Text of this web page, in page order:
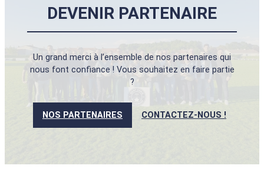
DEVENIR PARTENAIRE
Un grand merci à l’ensemble de nos partenaires qui
nous font confiance ! Vous souhaitez en faire partie
?
NOS PARTENAIRES CONTACTEZ-NOUS !